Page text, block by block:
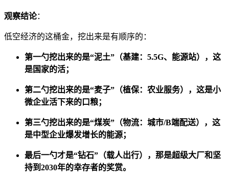
观察结论：
低空经济的这桶金，挖出来是有顺序的：
第一勺挖出来的是“泥土”（基建：5.5G、能源站），这
是国家的活；
第二勺挖出来的是“麦子”（植保：农业服务），这是小
微企业活下来的口粮；
第三勺挖出来的是“煤炭”（物流：城市/B端配送），这
是中型企业爆发增长的能源；
最后一勺才是“钻石”（载人出行），那是超级大厂和坚
持到2030年的幸存者的奖赏。